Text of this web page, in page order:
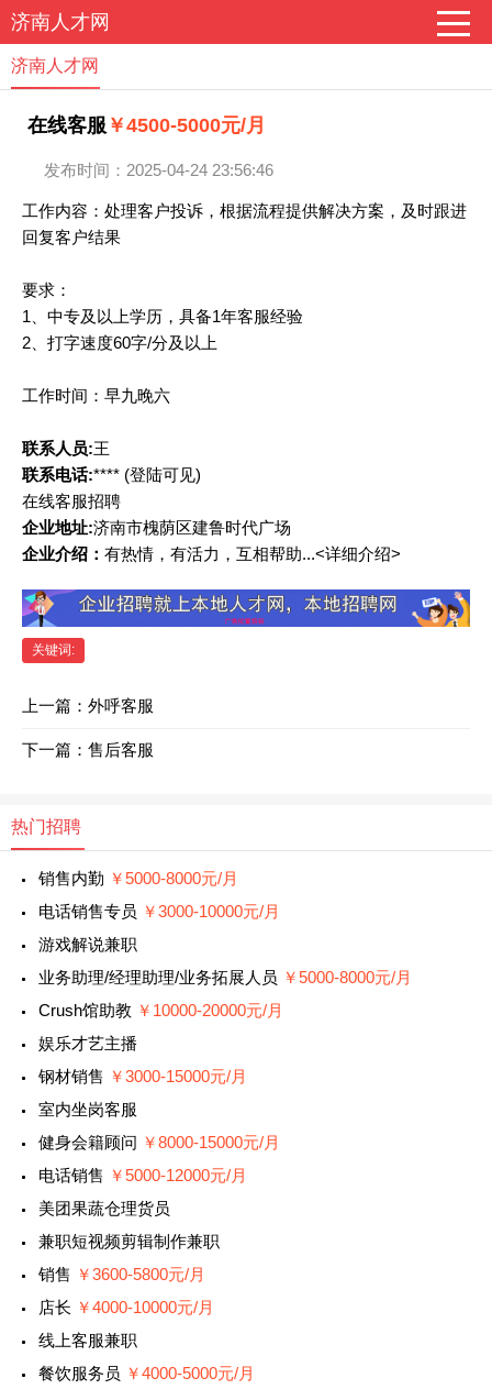
济南人才网
济南人才网
在线客服 ￥4500-5000元/月
发布时间：2025-04-24 23:56:46
工作内容：处理客户投诉，根据流程提供解决方案，及时跟进
回复客户结果
要求：
1、中专及以上学历，具备1年客服经验
2、打字速度60字/分及以上
工作时间：早九晚六
联系人员:王
联系电话:**** (登陆可见)
在线客服招聘
企业地址:济南市槐荫区建鲁时代广场
企业介绍： 有热情，有活力，互相帮助...<详细介绍>
关键词:
上一篇： 外呼客服
下一篇： 售后客服
热门招聘
销售内勤 ￥5000-8000元/月
电话销售专员 ￥3000-10000元/月
游戏解说兼职
业务助理/经理助理/业务拓展人员 ￥5000-8000元/月
Crush馆助教 ￥10000-20000元/月
娱乐才艺主播
钢材销售 ￥3000-15000元/月
室内坐岗客服
健身会籍顾问 ￥8000-15000元/月
电话销售 ￥5000-12000元/月
美团果蔬仓理货员
兼职短视频剪辑制作兼职
销售 ￥3600-5800元/月
店长 ￥4000-10000元/月
线上客服兼职
餐饮服务员 ￥4000-5000元/月